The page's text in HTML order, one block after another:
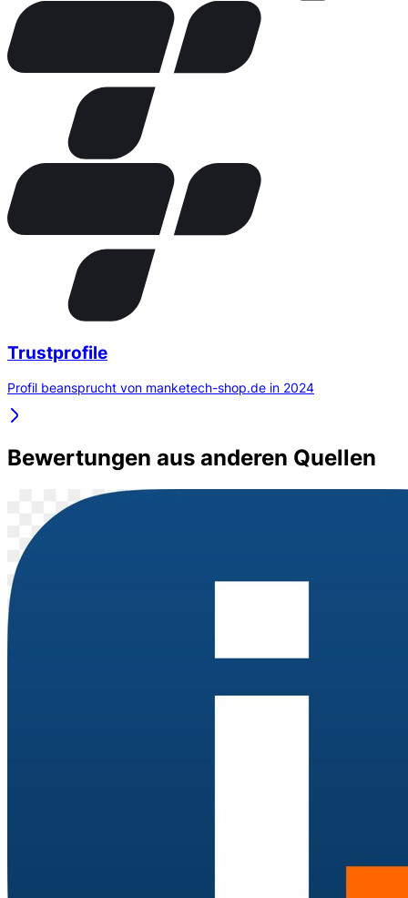
Trustprofile
Profil beansprucht von manketech-shop.de in 2024
Bewertungen aus anderen Quellen